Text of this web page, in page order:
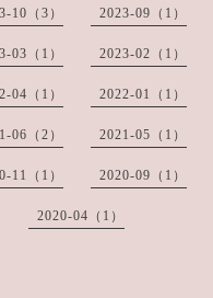
10（3） 2023-09（1）
03（1） 2023-02（1）
04（1） 2022-01（1）
06（2） 2021-05（1）
11（1） 2020-09（1）
2020-04（1）